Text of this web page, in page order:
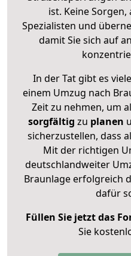
ist. Keine
Spezialisten und
damit Sie sich auf
In der Tat gibt es
einem Umzug nach
Zeit zu nehmen, um
sorgfältig zu planen
sicherzustellen, dass
Mit der richtigen
deutschlandweiter
Braunlage erfolgreich
dafür
Füllen Sie jetzt das
Sie